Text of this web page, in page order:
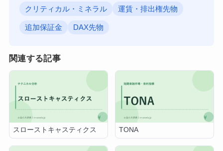
クリティカル・ミネラル 運賃・排出権先物
追加保証金 DAX先物
関連する記事
スローストキャスティクス TONA